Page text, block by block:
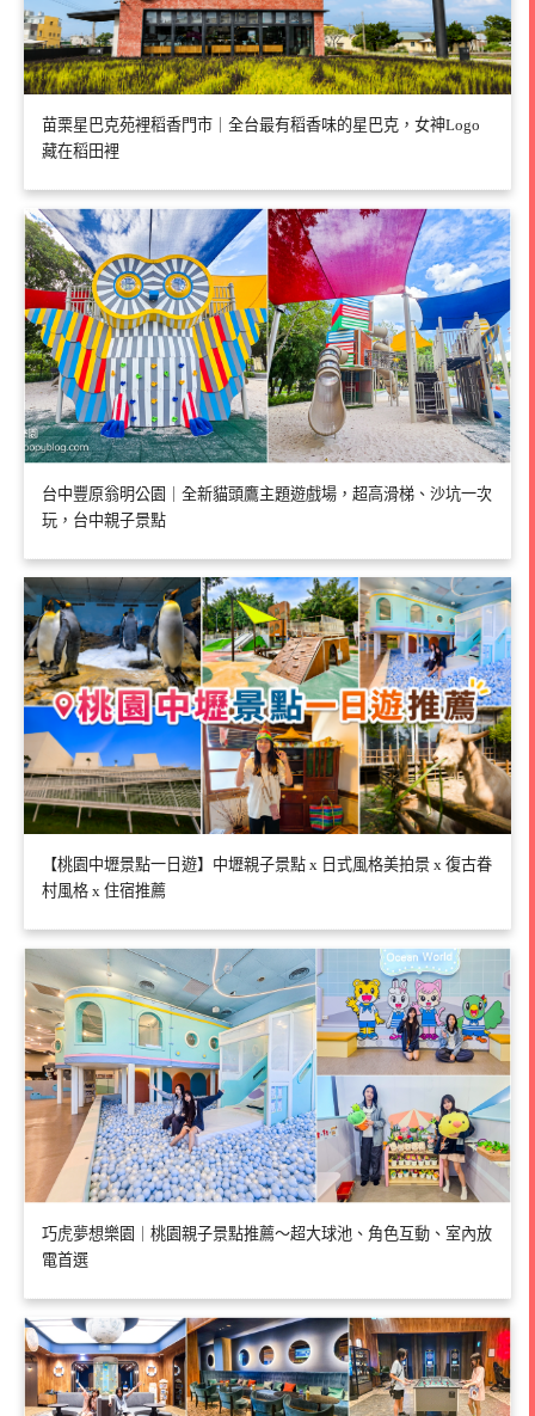
苗栗星巴克苑裡稻香門市｜全台最有稻香味的星巴克，女神Logo
藏在稻田裡
台中豐原翁明公園｜全新貓頭鷹主題遊戲場，超高滑梯、沙坑一次
玩，台中親子景點
【桃園中壢景點一日遊】中壢親子景點 x 日式風格美拍景 x 復古眷
村風格 x 住宿推薦
巧虎夢想樂園｜桃園親子景點推薦～超大球池、角色互動、室內放
電首選